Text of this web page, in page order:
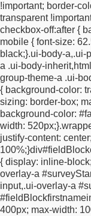
!important; border-
transparent
checkbox-off:after {
mobile { font-size:
black;}.ui-body-a,.ui-
a .ui-body-inherit,
group-theme-a .ui-
{ background-color:
sizing: border-box;
background-color:
width: 520px;}
justify-content: center;
100%;}
{ display: inline-block;
overlay-a
input,.ui-overlay-a
400px; max-width:
padding: 25px 0
uppercase;font-
center;}.ui-input-text
border-box;width:
!important;height:
2px 1px 15px;
family: "gill-sans-
400;line-height: 1.5;
#707070;-webkit-
appearance: none;}
theme-a .ui-panel-
!important;}
100%;}.ui-input-text
weight: 400; font-
color: none;border:
font-weight: 300;
input, .ui-radio input {
width: 15px